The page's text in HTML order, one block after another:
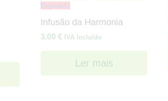
Esgotado
Infusão da Harmonia
3,00 € IVA Incluído
Ler mais